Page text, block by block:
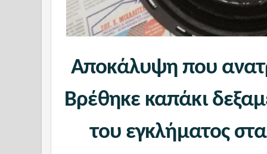
Αποκάλυψη που
Βρέθηκε καπάκι
του εγκλήματος